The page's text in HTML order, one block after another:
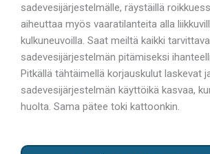
sadevesijärjestelmälle, räystäillä
aiheuttaa myös vaaratilanteita alla
kulkuneuvoilla. Saat meiltä kaikki
sadevesijärjestelmän pitämiseksi
Pitkällä tähtäimellä korjauskulut laskevat
sadevesijärjestelmän käyttöikä kasvaa,
huolta. Sama pätee toki kattoonkin.